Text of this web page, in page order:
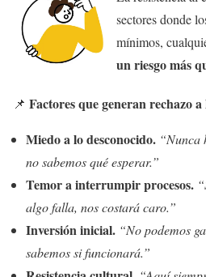
sectores donde
mínimos,
un riesgo más
📌 Factores que generan rechazo
Miedo a lo desconocido. “Nunca
no sabemos qué esperar.”
Temor a interrumpir procesos.
algo falla, nos costará caro.”
Inversión inicial. “No podemos
sabemos si funcionará.”